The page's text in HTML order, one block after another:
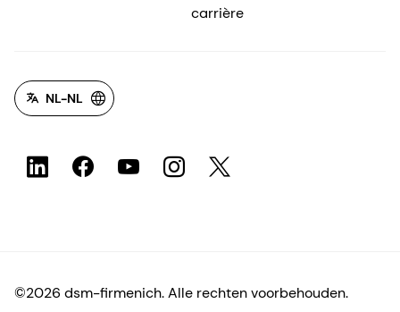
carrière
NL-NL
©2026 dsm-firmenich. Alle rechten voorbehouden.